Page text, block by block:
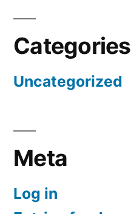
Categories
Uncategorized
Meta
Log in